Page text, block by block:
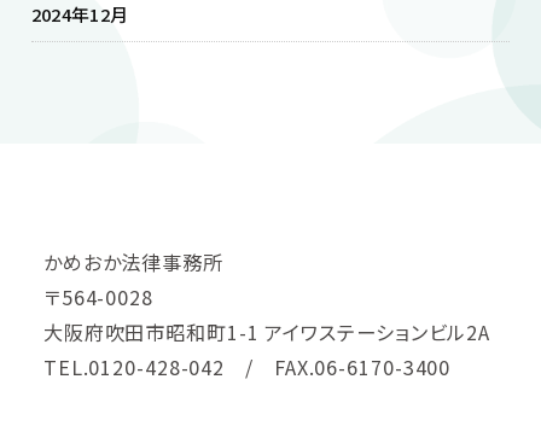
2024年12月
かめおか法律事務所
〒564-0028
大阪府吹田市昭和町1-1 アイワステーションビル2A
TEL.0120-428-042 / FAX.06-6170-3400